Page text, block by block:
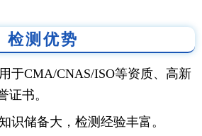
检测优势
于CMA/CNAS/ISO等资质、高新
证书。
识储备大，检测经验丰富。